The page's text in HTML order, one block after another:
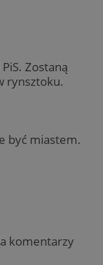
Zostaną
rynsztoku.
być miastem.
komentarzy